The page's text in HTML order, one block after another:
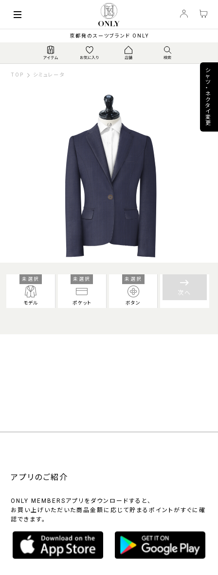
京都発のスーツブランド ONLY
TOP シミュレータ
【通年】伊レダ スーパ... PRICE
シ
ャ
ツ
・
ネ
ク
タ
イ
変
更
モデル
未選択
ポケット
未選択
ボタン
未選択 keyboard_backspace
次へ
アプリのご紹介
ONLY MEMBERSアプリをダウンロードすると、
お買い上げいただいた商品金額に応じて貯まるポイントがすぐに確
認できます。